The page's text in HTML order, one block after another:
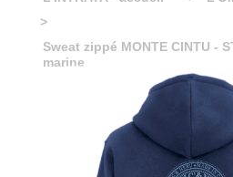
Sweat zippé MONTE CINTU -
marine